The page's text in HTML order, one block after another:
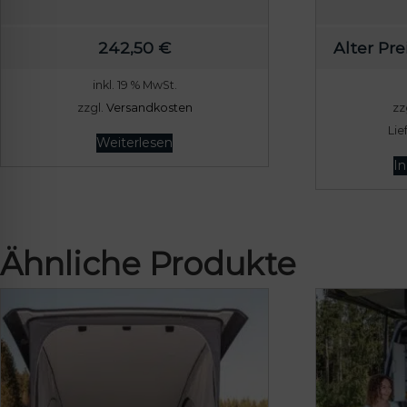
242,50 €
inkl. 19 % MwSt.
zzgl. Versandkosten
Weiterlesen
Alter
Ähnliche Produkte